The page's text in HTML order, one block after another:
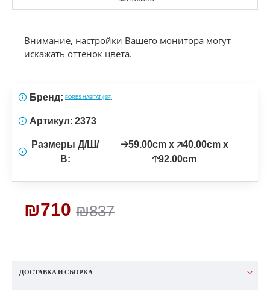
Внимание, настройки Вашего монитора могут
искажать оттенок цвета.
₪837
₪710
Бренд: FORES HABITAT (SP)
Артикул: 2373
Размеры Д/Ш/
В:
🡢59.00cm x 🡥40.00cm x
🡡92.00cm
ДОСТАВКА И СБОРКА